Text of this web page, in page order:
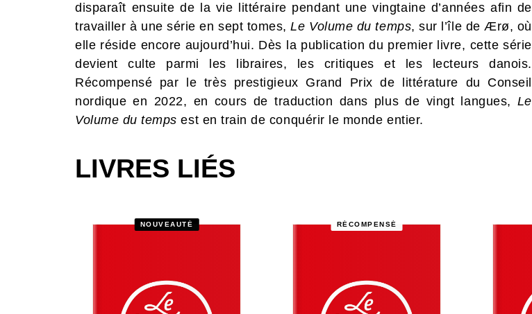
disparaît ensuite de la vie littéraire pendant une vingtaine d’années afin de
travailler à une série en sept tomes,Le Volume du temps, sur l’île de Ærø, où
elle réside encore aujourd’hui. Dès la publication du premier livre, cette série
devient culte parmi les libraires, les critiques et les lecteurs danois.
Récompensé par le très prestigieux Grand Prix de littérature du Conseil
nordique en 2022, en cours de traduction dans plus de vingt langues, Le
Volume du temps est en train de conquérir le monde entier.
LIVRES LIÉS
NOUVEAUTÉ RÉCOMPENSÉ